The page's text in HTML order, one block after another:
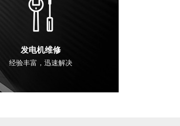
发电机维修
经验丰富，迅速解决